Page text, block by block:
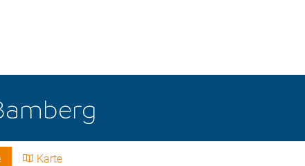
Karte